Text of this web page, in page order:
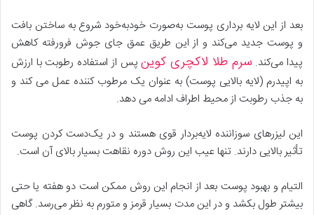
بعد از این لایه برداری پوست به‌صورت خودبه‌خود شروع به ساختن بافت
و پوست جدید می‌کند و از این طریق عمق جای جوش فرورفته کاهش
پیدا می‌کند. سرم طلا لاکچری کوینپس از استفاده رطوبت با ارزش
به اپیدرم (لایه بالایی پوست) به عنوان یک مرطوب کننده عمل می کند و
به جذب رطوبت از محیط اطراف ادامه می دهد.
این لیزرهای سوزاننده لایه‌بردار قوی هستند و در یک‌دست کردن پوست
تأثیر بالایی دارند. تنها عیب این روش دوره نقاهت بسیار بالای آن است.
التیام و بهبود پوست بعد از انجام این روش ممکن است دو هفته یا حتی
بیشتر طول بکشد و در این مدت بسیار قرمز و متورم به نظر می‌رسد. گاهی